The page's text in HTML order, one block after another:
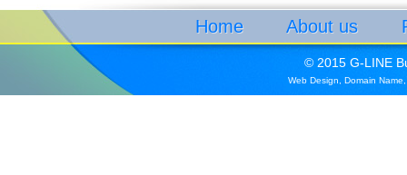
Home About us
© 2015 G-LINE
Web Design ,Domain Name